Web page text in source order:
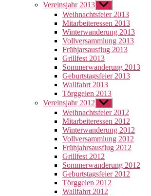
Vereinsjahr 2013 Untermenü
anzeigen
Weihnachtsfeier 2013
Mitarbeiteressen 2013
Winterwanderung 2013
Vollversammlung 2013
Frühjarsausflug 2013
Grillfest 2013
Sommerwanderung 2013
Geburtstagsfeier 2013
Wallfahrt 2013
Törggelen 2013
Vereinsjahr 2012 Untermenü
anzeigen
Weihnachtsfeier 2012
Mitarbeiteressen 2012
Winterwanderung 2012
Vollversammlung 2012
Frühjahrsausflug 2012
Grillfest 2012
Sommerwanderung 2012
Geburtstagsfeier 2012
Törggelen 2012
Wallfahrt 2012